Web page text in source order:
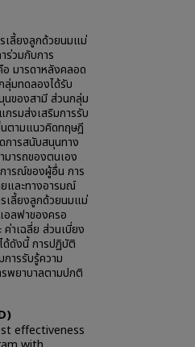
เลี้ยงลูกด้วยนมแม่
ร่วมกับการ
มารดาหลังคลอด
มทดลองได้รับ
นของสามี ส่วนกลุ่ม
กรมส่งเสริมการรับ
นตามแนวคิดทฤษฎี
การสนับสนุนทาง
ารถของตนเอง
ารณ์ของผู้อื่น การ
และทางอารมณ์
เลี้ยงลูกด้วยนมแม่
อลฟาของครอ
ค่าเฉลี่ย ส่วนเบี่ยง
ดังนี้ การปฏิบัติ
ารรับรู้ความ
พยาบาลตามปกติ
effectiveness